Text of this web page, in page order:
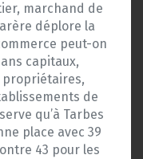
marchand de
déplore la
peut-on
capitaux,
propriétaires,
de
qu’à Tarbes
place avec 39
43 pour les